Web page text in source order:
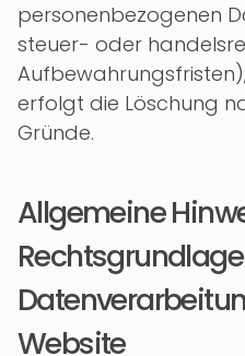
personenbezogenen
steuer- oder
erfolgt die Löschung
Gründe.
Allgemeine
Website